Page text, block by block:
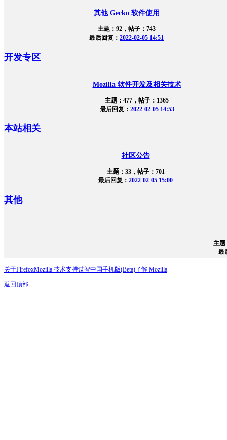
其他 Gecko 软件使用
主题：92，帖子：743
最后回复： 2022-02-05 14:51
开发专区
Mozilla 软件开发及相关技术
主题：477，帖子：1365
最后回复： 2022-02-05 14:53
本站相关
社区公告
主题：33，帖子：701
最后回复： 2022-02-05 15:00
其他
主题
最
关于FirefoxMozilla 技术支持谋智中国手机版(Beta)了解 Mozilla
返回顶部